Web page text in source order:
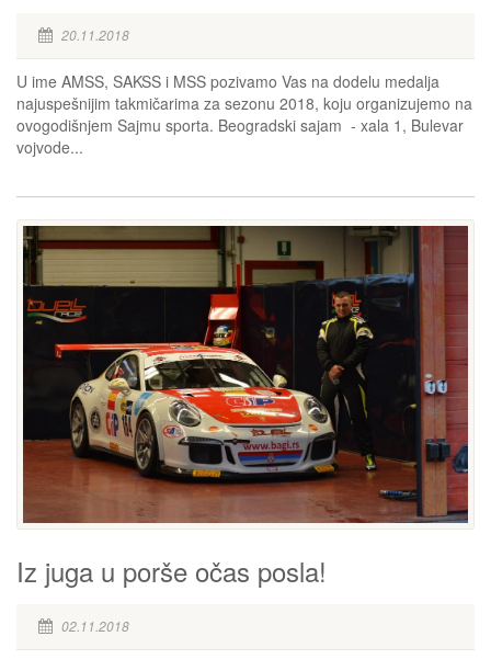
20.11.2018
U ime AMSS, SAKSS i MSS pozivamo Vas na dodelu medalja
najuspešnijim takmičarima za sezonu 2018, koju organizujemo na
ovogodišnjem Sajmu sporta. Beogradski sajam - xala 1, Bulevar
vojvode...
Iz juga u porše očas posla!
02.11.2018